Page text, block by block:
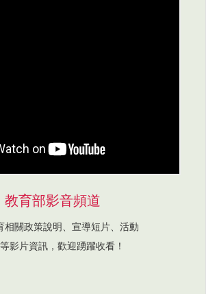
教育部影音頻道
相關政策說明、宣導短片、活動
影片資訊，歡迎踴躍收看！